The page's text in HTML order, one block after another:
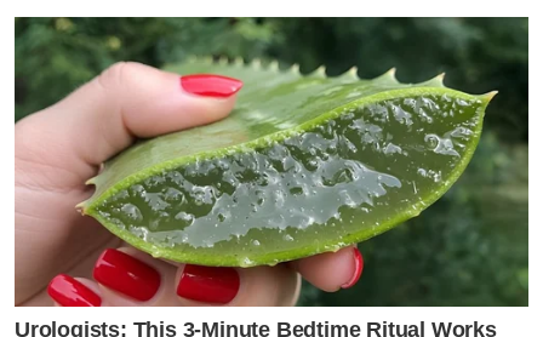
Urologists: This 3-Minute Bedtime Ritual Works